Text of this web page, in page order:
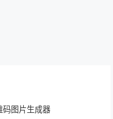
码图片生成器